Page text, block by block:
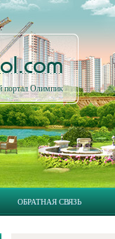
портал Олимпик
ОБРАТНАЯ СВЯЗЬ